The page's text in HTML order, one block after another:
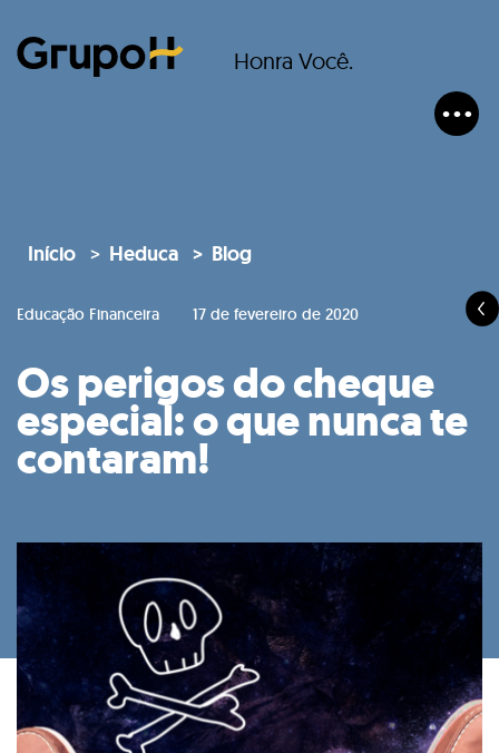
Honra Você.
Início Heduca Blog
Educação Financeira 17 de fevereiro de 2020
Os perigos do cheque
especial: o que nunca te
contaram!